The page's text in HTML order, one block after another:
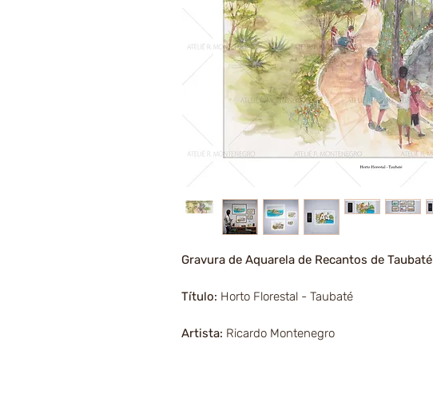
Gravura de Aquarela de Recantos de Taubaté
Título: Horto Florestal - Taubaté
Artista: Ricardo Montenegro